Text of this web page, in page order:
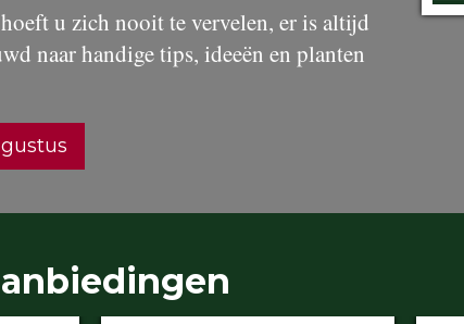
hoeft u zich nooit te vervelen, er is altijd
naar handige tips, ideeën en planten